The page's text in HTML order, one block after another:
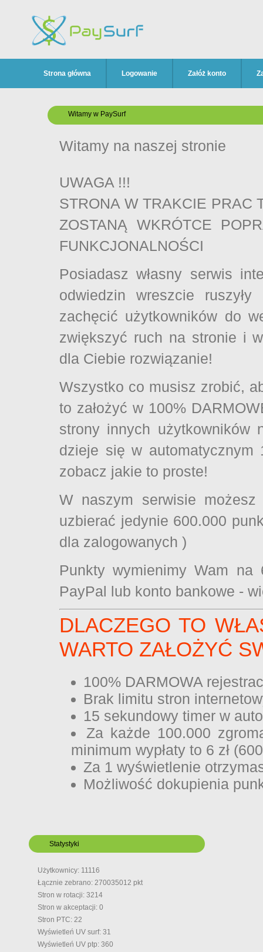
Strona główna Logowanie Załóż konto
Witamy w PaySurf
Witamy na naszej stronie
UWAGA !!!
STRONA W TRAKCIE PRAC
ZOSTANĄ WKRÓTCE
FUNKCJONALNOŚCI
Posiadasz własny serwis
odwiedzin wreszcie
zachęcić użytkowników do
zwiększyć ruch na stronie i
dla Ciebie rozwiązanie!
Wszystko co musisz zrobić,
to założyć w 100%
strony innych użytkowników
dzieje się w automatycznym
zobacz jakie to proste!
W naszym serwisie możesz
uzbierać jedynie 600.000
dla zalogowanych )
Punkty wymienimy Wam
PayPal lub konto bankowe -
DLACZEGO TO
WARTO ZAŁOŻYĆ
100% DARMOWA
Brak limitu stron
15 sekundowy timer w
Za każde 100.000
minimum wypłaty to 6 zł
Za 1 wyświetlenie
Możliwość dokupienia
Statystyki
Użytkownicy: 11116
Łącznie zebrano: 270035012 pkt
Stron w rotacji: 3214
Stron w akceptacji: 0
Stron PTC: 22
Wyświetleń UV surf: 31
Wyświetleń UV ptp: 360